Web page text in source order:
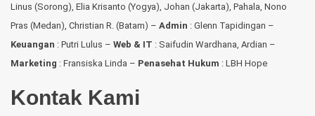
Linus (Sorong), Elia Krisanto (Yogya), Johan (Jakarta), Pahala, Nono
Pras (Medan), Christian R. (Batam) – Admin : Glenn Tapidingan –
Keuangan : Putri Lulus – Web & IT : Saifudin Wardhana, Ardian –
Marketing : Fransiska Linda – Penasehat Hukum : LBH Hope
Kontak Kami